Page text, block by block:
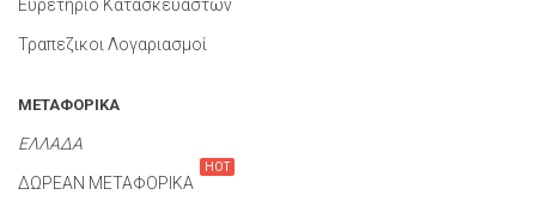
Ευρετήριο Κατασκευαστών
Τραπεζικοι Λογαριασμοί
ΜΕΤΑΦΟΡΙΚΑ
ΕΛΛΑΔΑ
ΔΩΡΕΑΝ ΜΕΤΑΦΟΡΙΚΑ
HOT